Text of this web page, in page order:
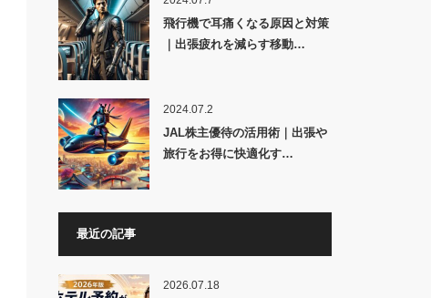
飛行機で耳痛くなる原因と対策
｜出張疲れを減らす移動…
2024.07.2
JAL株主優待の活用術｜出張や
旅行をお得に快適化す…
最近の記事
2026.07.18